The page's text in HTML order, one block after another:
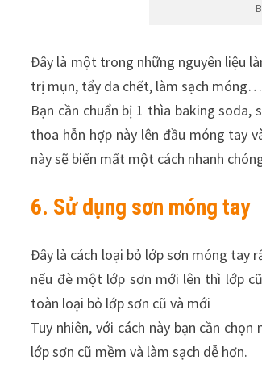
Đây là một trong những nguyên liệu
trị mụn, tẩy da chết, làm sạch móng…
Bạn cần chuẩn bị 1 thìa baking
thoa hỗn hợp này lên đầu móng tay
này sẽ biến mất một cách nhanh
6. Sử dụng sơn móng tay
Đây là cách loại bỏ lớp sơn móng tay
nếu đè một lớp sơn mới lên thì lớp
toàn loại bỏ lớp sơn cũ và mới
Tuy nhiên, với cách này bạn cần
lớp sơn cũ mềm và làm sạch dễ hơn.